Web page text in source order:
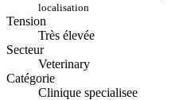
localisation
Tension
Très élevée
Secteur
Veterinary
Catégorie
Clinique specialisee